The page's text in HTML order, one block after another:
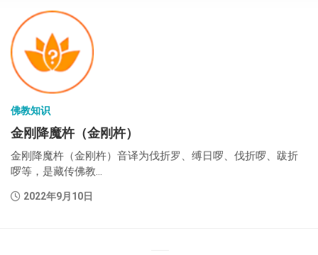
佛教知识
金刚降魔杵（金刚杵）
金刚降魔杵（金刚杵）音译为伐折罗、缚日啰、伐折啰、跋折
啰等，是藏传佛教...
2022年9月10日